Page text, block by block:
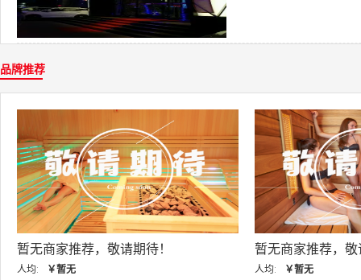
品牌推荐
商家推荐，敬请期待！
￥暂无
暂无商家推荐，敬请期
￥暂无